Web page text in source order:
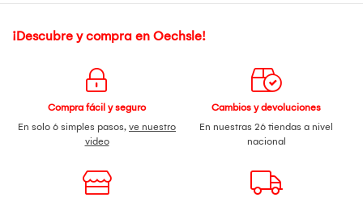
¡Descubre y compra en Oechsle!
Compra fácil y seguro
En solo 6 simples pasos, ve nuestro
video
Cambios y devoluciones
En nuestras 26 tiendas a nivel
nacional